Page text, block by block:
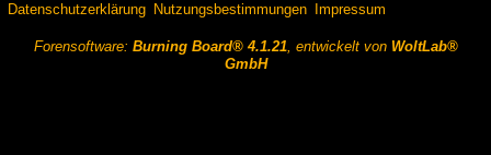
Datenschutzerklärung Nutzungsbestimmungen Impressum
Forensoftware: Burning Board® 4.1.21, entwickelt von WoltLab®
GmbH